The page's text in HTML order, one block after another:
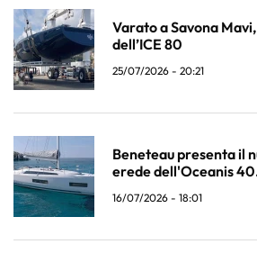
Varato a Savona
dell’ICE 80
25/07/2026 - 20:21
Beneteau presenta il
erede dell'Oceanis
16/07/2026 - 18:01